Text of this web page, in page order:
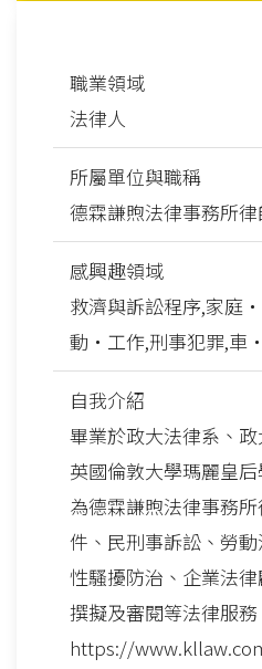
職業領域
法律人
所屬單位與職稱
德霖謙煦法律事務所律
感興趣領域
救濟與訴訟程序,家庭
動‧工作,刑事犯罪,車
自我介紹
畢業於政大法律系、
英國倫敦大學瑪麗皇
為德霖謙煦法律事務
件、民刑事訴訟、勞
性騷擾防治、企業法
撰擬及審閱等法律服
https://